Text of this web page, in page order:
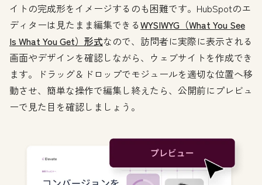
イトの完成形をイメージするのも困難です。HubSpotのエ
ディターは見たまま編集できるWYSIWYG（What You See
Is What You Get）形式なので、訪問者に実際に表示される
画面やデザインを確認しながら、ウェブサイトを作成でき
ます。ドラッグ＆ドロップでモジュールを適切な位置へ移
動させ、簡単な操作で編集し終えたら、公開前にプレビュ
ーで見た目を確認しましょう。